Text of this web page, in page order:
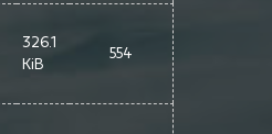
326.1
KiB
554